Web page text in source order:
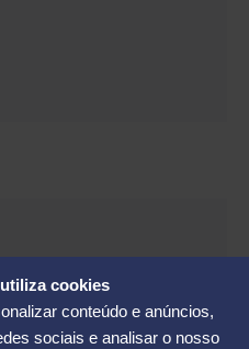
cookies
conteúdo e anúncios,
sociais e analisar o nosso